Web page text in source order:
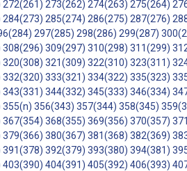
272(261) 273(262) 274(263) 275(264)
284(273) 285(274) 286(275) 287(276)
297(285) 298(286) 299(287)
308(296) 309(297) 310(298) 311(299)
320(308) 321(309) 322(310) 323(311)
332(320) 333(321) 334(322) 335(323)
343(331) 344(332) 345(333) 346(334)
355(n) 356(343) 357(344) 358(345)
367(354) 368(355) 369(356) 370(357)
379(366) 380(367) 381(368) 382(369)
391(378) 392(379) 393(380) 394(381)
403(390) 404(391) 405(392) 406(393)